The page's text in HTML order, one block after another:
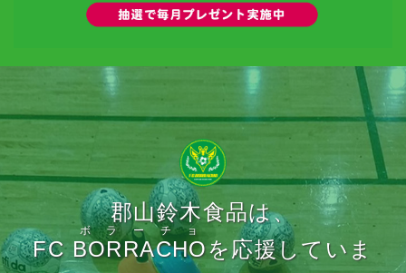
郡山鈴木食品は、
FCBORRACHO
ボラーチョ
を応援していま